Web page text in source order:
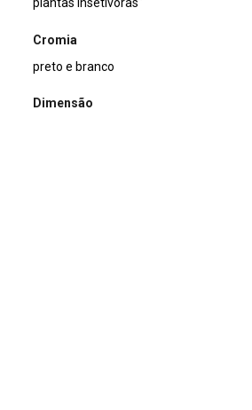
plantas insetívoras"
Cromia
preto e branco
Dimensão